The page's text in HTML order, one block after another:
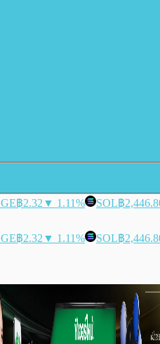
฿2.32 ▼ 1.11% SOL฿
฿2.32 ▼ 1.11% SOL฿